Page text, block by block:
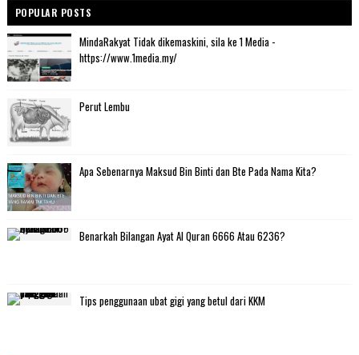
POPULAR POSTS
MindaRakyat Tidak dikemaskini, sila ke 1 Media -
https://www.1media.my/
Perut Lembu
Apa Sebenarnya Maksud Bin Binti dan Bte Pada Nama Kita?
Benarkah Bilangan Ayat Al Quran 6666 Atau 6236?
Tips penggunaan ubat gigi yang betul dari KKM